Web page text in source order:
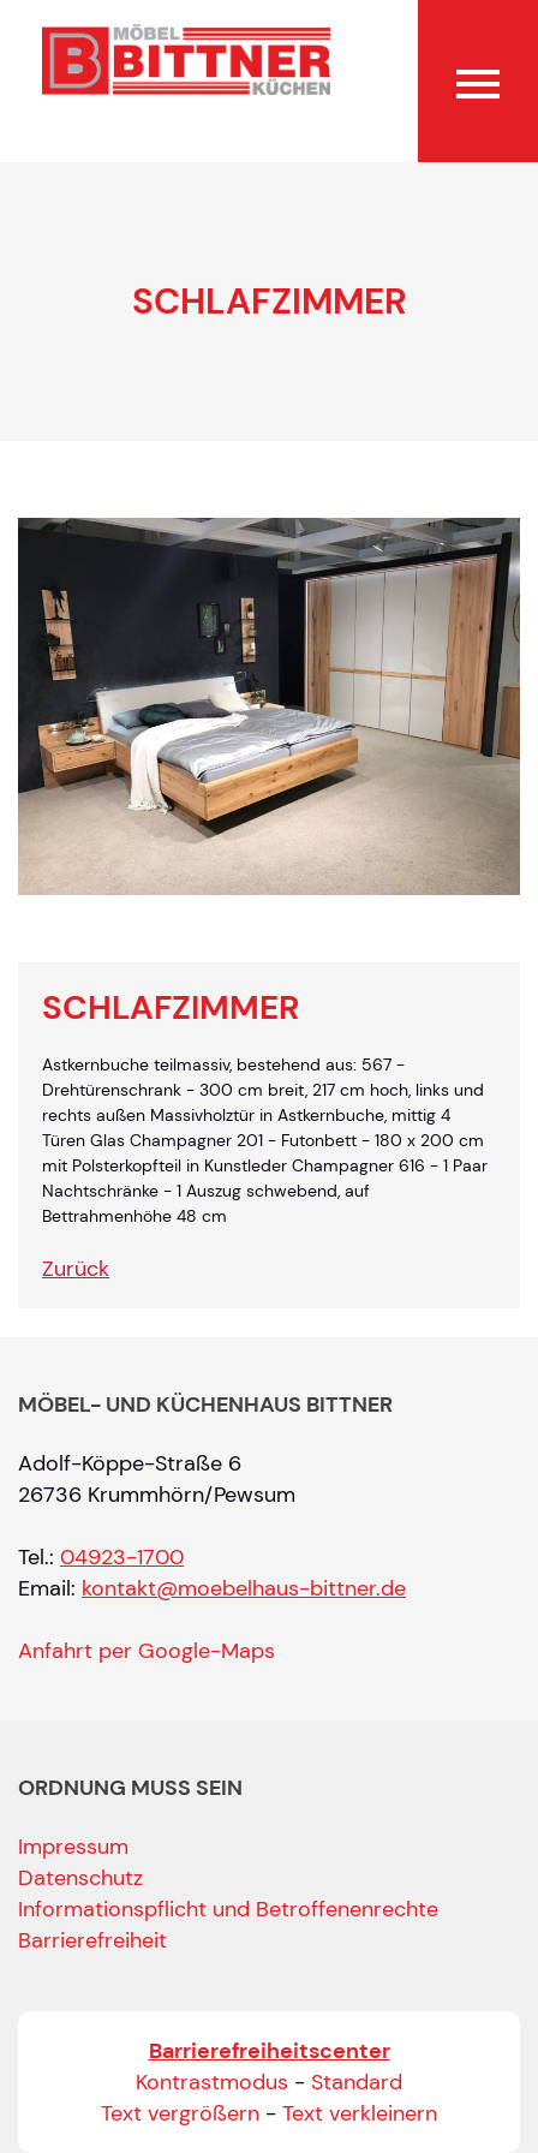
SCHLAFZIMMER
SCHLAFZIMMER
Astkernbuche teilmassiv, bestehend aus: 567 -
Drehtürenschrank - 300 cm breit, 217 cm hoch, links und
rechts außen Massivholztür in Astkernbuche, mittig 4
Türen Glas Champagner 201 - Futonbett - 180 x 200 cm
mit Polsterkopfteil in Kunstleder Champagner 616 - 1 Paar
Nachtschränke - 1 Auszug schwebend, auf
Bettrahmenhöhe 48 cm
Zurück
MÖBEL- UND KÜCHENHAUS BITTNER
Adolf-Köppe-Straße 6
26736 Krummhörn/Pewsum
Tel.: 04923-1700
Email: kontakt@moebelhaus-bittner.de
Anfahrt per Google-Maps
ORDNUNG MUSS SEIN
Impressum
Datenschutz
Informationspflicht und Betroffenenrechte
Barrierefreiheit
Barrierefreiheitscenter
Kontrastmodus - Standard
Text vergrößern - Text verkleinern